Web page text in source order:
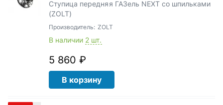
Ступица передняя ГАЗель NEXT со шпильками
(ZOLT)
Производитель: ZOLT
В наличии 2 шт.
5 860 ₽
В корзину